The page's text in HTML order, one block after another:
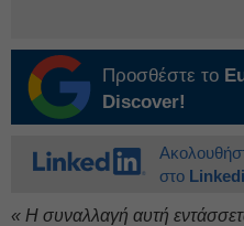
Προσθέστε το
Discover!
στο
« Η συναλλαγή αυτή